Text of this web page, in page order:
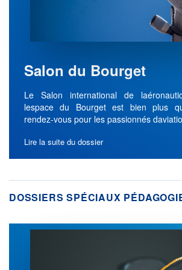
Salon du Bourget
Le Salon international de
lespace du Bourget est bien plus
rendez-vous pour les passionnés
Lire la suite du dossier
DOSSIERS SPÉCIAUX